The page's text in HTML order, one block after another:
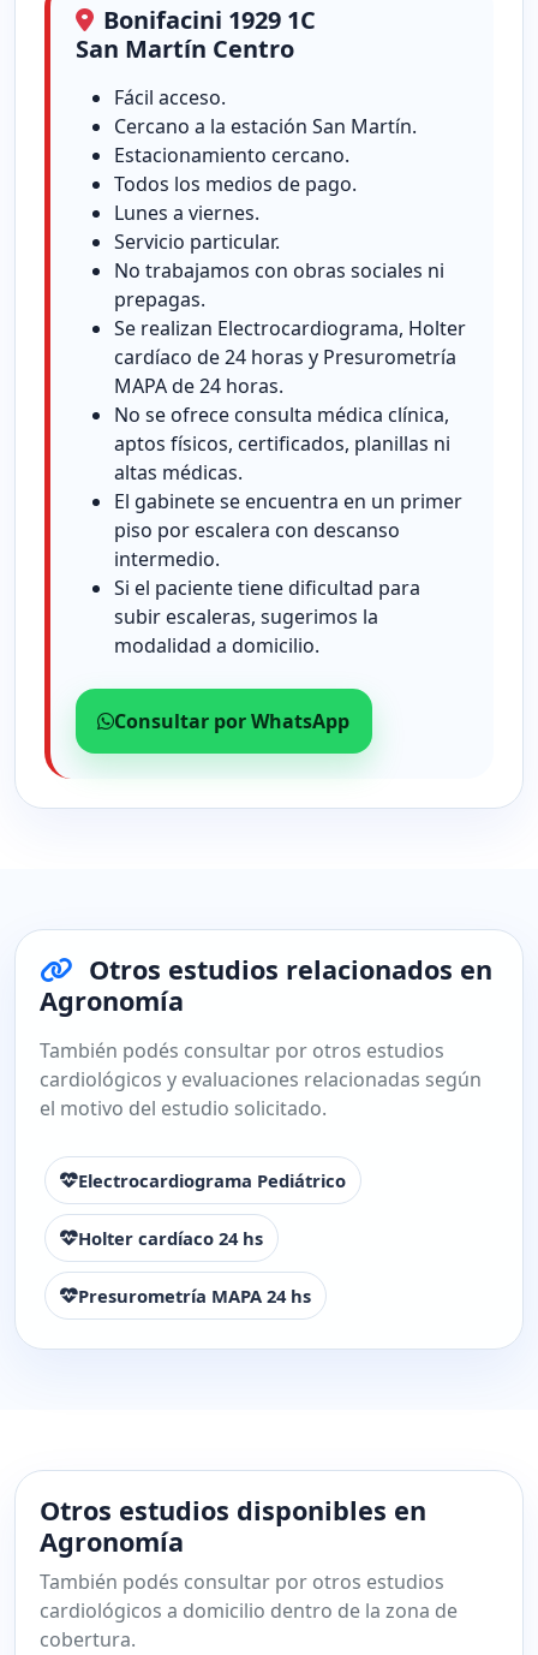
Bonifacini 1929 1C
San Martín Centro
Fácil acceso.
Cercano a la estación San Martín.
Estacionamiento cercano.
Todos los medios de pago.
Lunes a viernes.
Servicio particular.
No trabajamos con obras sociales ni
prepagas.
Se realizan Electrocardiograma, Holter
cardíaco de 24 horas y Presurometría
MAPA de 24 horas.
No se ofrece consulta médica clínica,
aptos físicos, certificados, planillas ni
altas médicas.
El gabinete se encuentra en un primer
piso por escalera con descanso
intermedio.
Si el paciente tiene dificultad para
subir escaleras, sugerimos la
modalidad a domicilio.
Consultar por WhatsApp
Otros estudios relacionados en
Agronomía
También podés consultar por otros estudios
cardiológicos y evaluaciones relacionadas según
el motivo del estudio solicitado.
Electrocardiograma Pediátrico
Holter cardíaco 24 hs
Presurometría MAPA 24 hs
Otros estudios disponibles en
Agronomía
También podés consultar por otros estudios
cardiológicos a domicilio dentro de la zona de
cobertura.